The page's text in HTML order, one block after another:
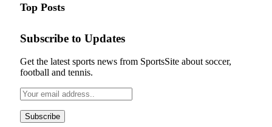
Top Posts
Subscribe to Updates
Get the latest sports news from SportsSite about soccer,
football and tennis.